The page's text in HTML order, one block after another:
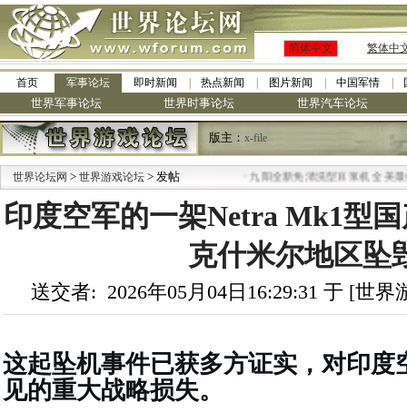
简体中文 繁体中
首页 军事论坛 即时新闻 热点新闻 图片新闻 中国军情
世界军事论坛 世界时事论坛 世界汽车论坛
版主： x-file
世界论坛网 > 世界游戏论坛 > 发帖 九阳全新免清洗型豆浆机 全美最低
印度空军的一架Netra Mk1型
克什米尔地区坠
送交者: 2026年05月04日16:29:31 于 [世
这起坠机事件已获多方证实，对印度
见的重大战略损失。